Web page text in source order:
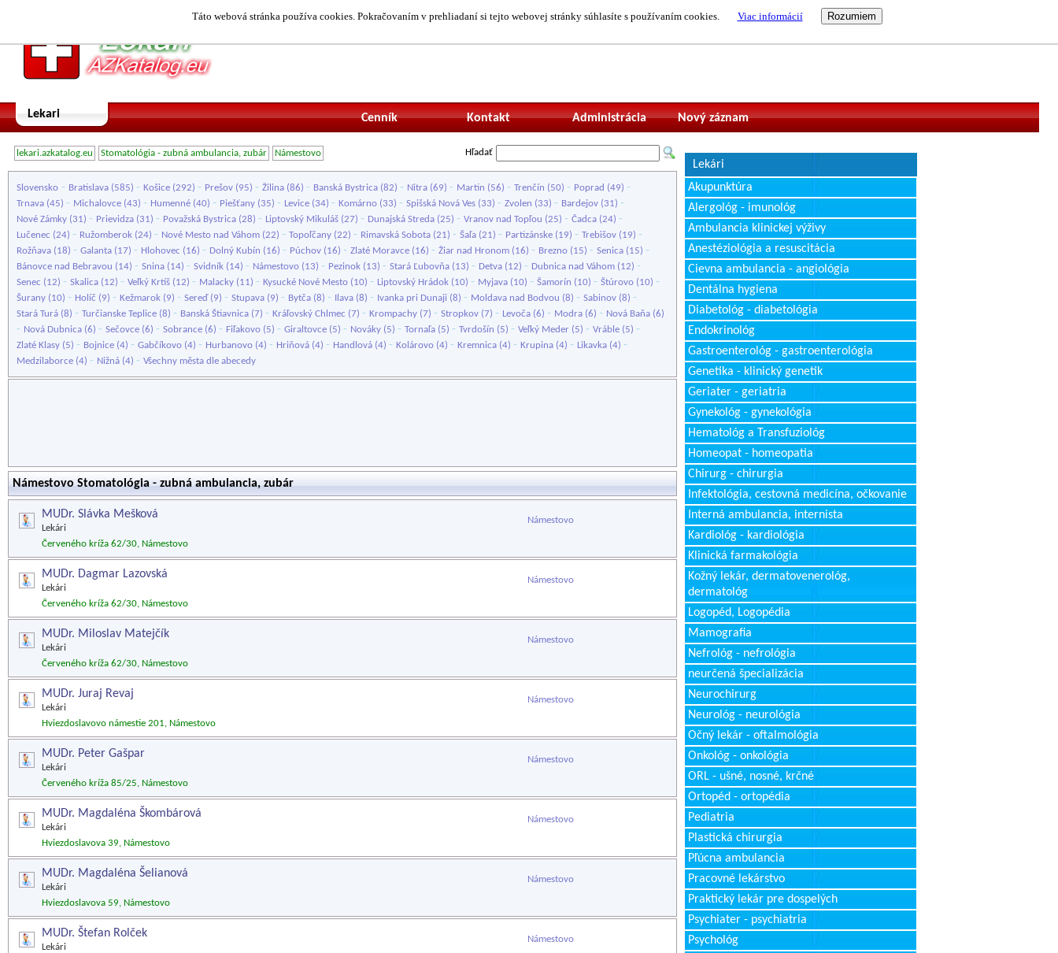
Táto webová stránka používa cookies. Pokračovaním v prehliadaní si tejto webovej stránky súhlasíte s používaním cookies. Viac informácií
Lekari Nový záznam
Administrácia
Kontakt
Cenník
lekari.azkatalog.eu Stomatológia - zubná ambulancia, zubár Námestovo Hľadať
Slovensko - Bratislava (585) - Košice (292) - Prešov (95) - Žilina (86) - Banská Bystrica (82) - Nitra (69) - Martin (56) - Trenčín (50) - Poprad (49) -
Trnava (45) - Michalovce (43) - Humenné (40) - Piešťany (35) - Levice (34) - Komárno (33) - Spišská Nová Ves (33) - Zvolen (33) - Bardejov (31) -
Nové Zámky (31) - Prievidza (31) - Považská Bystrica (28) - Liptovský Mikuláš (27) - Dunajská Streda (25) - Vranov nad Topľou (25) - Čadca (24) -
Lučenec (24) - Ružomberok (24) - Nové Mesto nad Váhom (22) - Topoľčany (22) - Rimavská Sobota (21) - Šaľa (21) - Partizánske (19) - Trebišov (19) -
Rožňava (18) - Galanta (17) - Hlohovec (16) - Dolný Kubín (16) - Púchov (16) - Zlaté Moravce (16) - Žiar nad Hronom (16) - Brezno (15) - Senica (15) -
Bánovce nad Bebravou (14) - Snina (14) - Svidník (14) - Námestovo (13) - Pezinok (13) - Stará Ľubovňa (13) - Detva (12) - Dubnica nad Váhom (12) -
Senec (12) - Skalica (12) - Veľký Krtíš (12) - Malacky (11) - Kysucké Nové Mesto (10) - Liptovský Hrádok (10) - Myjava (10) - Šamorín (10) - Štúrovo (10) -
Šurany (10) - Holíč (9) - Kežmarok (9) - Sereď(9) - Stupava (9) - Bytča (8) - Ilava (8) - Ivanka pri Dunaji (8) - Moldava nad Bodvou (8) - Sabinov (8) -
Stará Turá (8) - Turčianske Teplice (8) - Banská Štiavnica (7) - Kráľovský Chlmec (7) - Krompachy (7) - Stropkov (7) - Levoča (6) - Modra (6) - Nová Baňa (6)
- Nová Dubnica (6) - Sečovce (6) - Sobrance (6) - Fiľakovo (5) - Giraltovce (5) - Nováky (5) - Tornaľa (5) - Tvrdošín (5) - Veľký Meder (5) - Vráble (5) -
Zlaté Klasy (5) - Bojnice (4) - Gabčíkovo (4) - Hurbanovo (4) - Hriňová (4) - Handlová (4) - Kolárovo (4) - Kremnica (4) - Krupina (4) - Likavka (4) -
Medzilaborce (4) - Nižná (4) - Všechny města dle abecedy
Námestovo Stomatológia - zubná ambulancia, zubár
MUDr. Slávka Mešková
Lekári
Námestovo
Červeného kríža 62/30, Námestovo
MUDr. Dagmar Lazovská
Lekári
Námestovo
Červeného kríža 62/30, Námestovo
MUDr. Miloslav Matejčík
Lekári
Námestovo
Červeného kríža 62/30, Námestovo
MUDr. Juraj Revaj
Lekári
Námestovo
Hviezdoslavovo námestie 201, Námestovo
MUDr. Peter Gašpar
Lekári
Námestovo
Červeného kríža 85/25, Námestovo
MUDr. Magdaléna Škombárová
Lekári
Námestovo
Hviezdoslavova 39, Námestovo
MUDr. Magdaléna Šelianová
Lekári
Námestovo
Hviezdoslavova 59, Námestovo
MUDr. Štefan Rolček
Lekári
Námestovo
Lekári
Akupunktúra
Alergológ - imunológ
Ambulancia klinickej výživy
Anestéziológia a resuscitácia
Cievna ambulancia - angiológia
Dentálna hygiena
Diabetológ - diabetológia
Endokrinológ
Gastroenterológ - gastroenterológia
Genetika - klinický genetik
Geriater - geriatria
Gynekológ - gynekológia
Hematológ a Transfuziológ
Homeopat - homeopatia
Chirurg - chirurgia
Infektológia, cestovná medicína, očkovanie
Interná ambulancia, internista
Kardiológ - kardiológia
Klinická farmakológia
Kožný lekár, dermatovenerológ,
dermatológ
Logopéd, Logopédia
Mamografia
Nefrológ - nefrológia
neurčená špecializácia
Neurochirurg
Neurológ - neurológia
Očný lekár - oftalmológia
Onkológ - onkológia
ORL - ušné, nosné, krčné
Ortopéd - ortopédia
Pediatria
Plastická chirurgia
Pľúcna ambulancia
Pracovné lekárstvo
Praktický lekár pre dospelých
Psychiater - psychiatria
Psychológ